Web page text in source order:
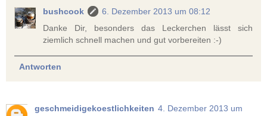
bushcook
6. Dezember 2013 um 08:12
Danke Dir, besonders das Leckerchen lässt sich
ziemlich schnell machen und gut vorbereiten :-)
Antworten
geschmeidigekoestlichkeiten 4. Dezember 2013 um